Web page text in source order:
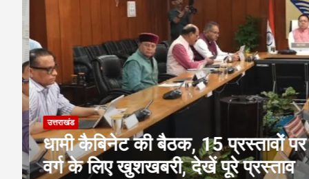
उत्तराखंड
धामी कैबिनेट की बैठक, 15 प्रस्तावों पर
वर्ग के लिए खुशखबरी, देखें पूरे प्रस्ताव